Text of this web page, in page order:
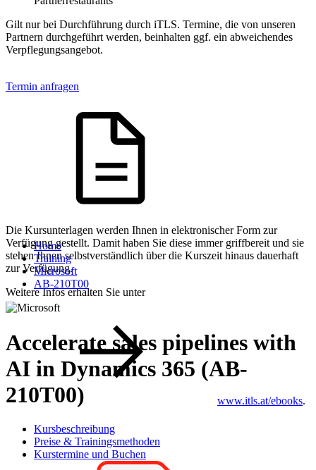
Gilt nur bei Durchführung durch iTLS. Termine, die von unseren
Partnern durchgeführt werden, beinhalten ggf. ein abweichendes
Verpflegungsangebot.
Termin anfragen
Die Kursunterlagen werden Ihnen in elektronischer Form zur
Verfügung gestellt. Damit haben Sie diese immer griffbereit und sie
stehen Ihnen selbstverständlich über die Kurszeit hinaus dauerhaft
zur Verfügung.
Weitere Infos erhalten Sie unter
www.itls.at/ebooks.
Home
Training
Microsoft
AB-210T00
Accelerate sales pipelines with
AI in Dynamics 365 (AB-
210T00)
Kursbeschreibung
Preise & Trainingsmethoden
Kurstermine und Buchen